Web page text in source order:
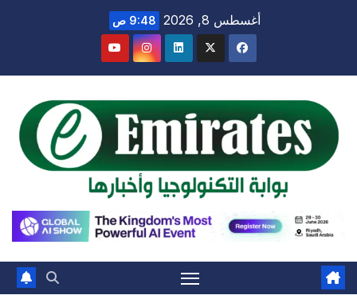
أغسطس 8, 2026 9:48 ص